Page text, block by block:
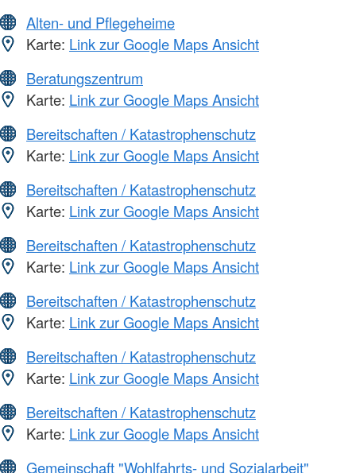
Alten- und Pflegeheime
Karte: Link zur Google Maps Ansicht
Beratungszentrum
Karte: Link zur Google Maps Ansicht
Bereitschaften / Katastrophenschutz
Karte: Link zur Google Maps Ansicht
Bereitschaften / Katastrophenschutz
Karte: Link zur Google Maps Ansicht
Bereitschaften / Katastrophenschutz
Karte: Link zur Google Maps Ansicht
Bereitschaften / Katastrophenschutz
Karte: Link zur Google Maps Ansicht
Bereitschaften / Katastrophenschutz
Karte: Link zur Google Maps Ansicht
Bereitschaften / Katastrophenschutz
Karte: Link zur Google Maps Ansicht
Gemeinschaft "Wohlfahrts- und Sozialarbeit"